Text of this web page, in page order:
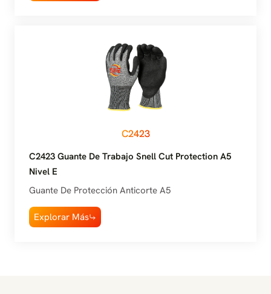
C2423
C2423 Guante De Trabajo Snell Cut Protection A5
Nivel E
Guante De Protección Anticorte A5
Explorar Más